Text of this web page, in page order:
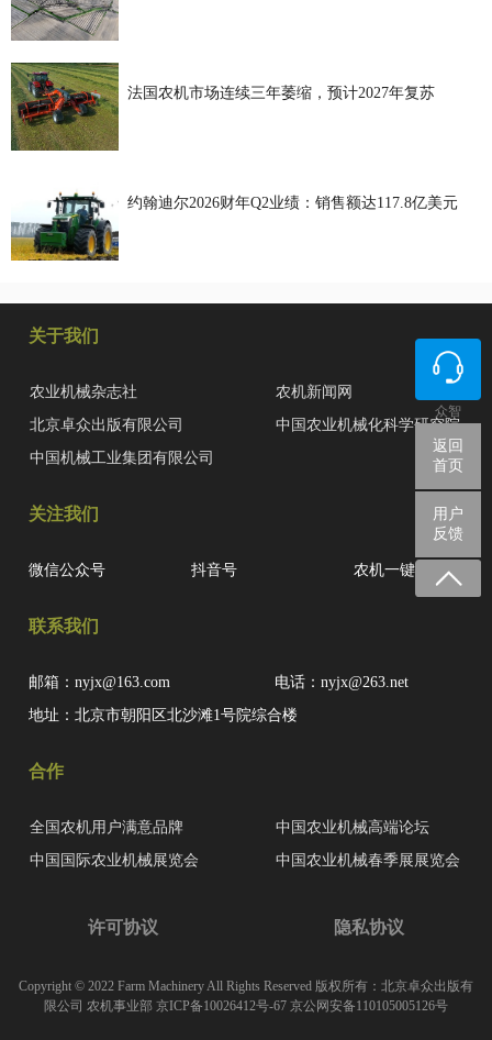
法国农机市场连续三年萎缩，预计2027年复苏
约翰迪尔2026财年Q2业绩：销售额达117.8亿美元
众智
返回
首页
用户
反馈
关于我们
农业机械杂志社
农机新闻网
北京卓众出版有限公司
中国农业机械化科学研究院
中国机械工业集团有限公司
关注我们
微信公众号 抖音号 农机一键查
联系我们
邮箱：nyjx@163.com
电话：nyjx@263.net
地址：北京市朝阳区北沙滩1号院综合楼
合作
全国农机用户满意品牌
中国农业机械高端论坛
中国国际农业机械展览会
中国农业机械春季展展览会
许可协议 隐私协议
Copyright © 2022 Farm Machinery All Rights Reserved 版权所有：北京卓众出版有
限公司 农机事业部 京ICP备10026412号-67 京公网安备110105005126号